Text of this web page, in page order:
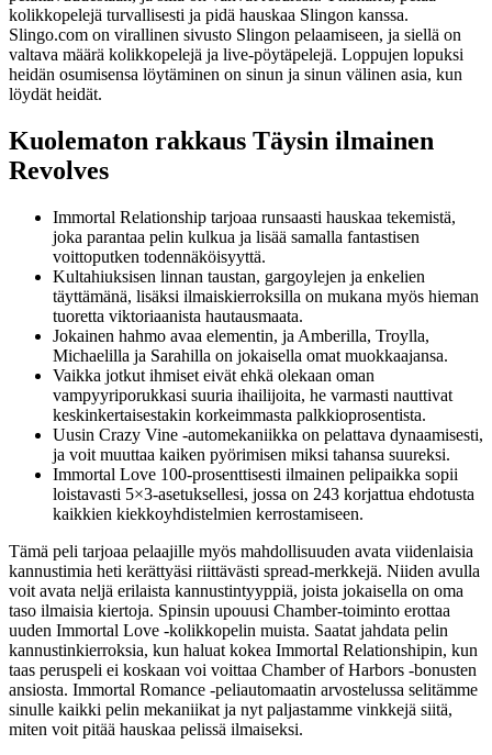
kolikkopelejä turvallisesti ja pidä hauskaa Slingon kanssa.
Slingo.com on virallinen sivusto Slingon pelaamiseen, ja siellä on
valtava määrä kolikkopelejä ja live-pöytäpelejä. Loppujen lopuksi
heidän osumisensa löytäminen on sinun ja sinun välinen asia, kun
löydät heidät.
Kuolematon rakkaus Täysin ilmainen
Revolves
Immortal Relationship tarjoaa runsaasti hauskaa tekemistä,
joka parantaa pelin kulkua ja lisää samalla fantastisen
voittoputken todennäköisyyttä.
Kultahiuksisen linnan taustan, gargoylejen ja enkelien
täyttämänä, lisäksi ilmaiskierroksilla on mukana myös hieman
tuoretta viktoriaanista hautausmaata.
Jokainen hahmo avaa elementin, ja Amberilla, Troylla,
Michaelilla ja Sarahilla on jokaisella omat muokkaajansa.
Vaikka jotkut ihmiset eivät ehkä olekaan oman
vampyyriporukkasi suuria ihailijoita, he varmasti nauttivat
keskinkertaisestakin korkeimmasta palkkioprosentista.
Uusin Crazy Vine -automekaniikka on pelattava dynaamisesti,
ja voit muuttaa kaiken pyörimisen miksi tahansa suureksi.
Immortal Love 100-prosenttisesti ilmainen pelipaikka sopii
loistavasti 5×3-asetuksellesi, jossa on 243 korjattua ehdotusta
kaikkien kiekkoyhdistelmien kerrostamiseen.
Tämä peli tarjoaa pelaajille myös mahdollisuuden avata viidenlaisia ​​
kannustimia heti kerättyäsi riittävästi spread-merkkejä. Niiden avulla
voit avata neljä erilaista kannustintyyppiä, joista jokaisella on oma
taso ilmaisia ​​kiertoja. Spinsin upouusi Chamber-toiminto erottaa
uuden Immortal Love -kolikkopelin muista. Saatat jahdata pelin
kannustinkierroksia, kun haluat kokea Immortal Relationshipin, kun
taas peruspeli ei koskaan voi voittaa Chamber of Harbors -bonusten
ansiosta. Immortal Romance -peliautomaatin arvostelussa selitämme
sinulle kaikki pelin mekaniikat ja nyt paljastamme vinkkejä siitä,
miten voit pitää hauskaa pelissä ilmaiseksi.